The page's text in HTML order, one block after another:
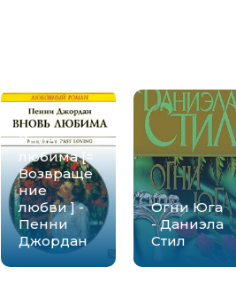
Вновь
любима [=
Возвраще
ние
любви ] -
Пенни
Джордан
Огни Юга
- Даниэла
Стил